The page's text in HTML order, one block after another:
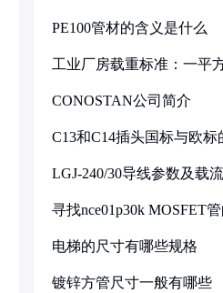
PE100管材的含义是什么
工业厂房载重标准：一平
CONOSTAN公司简介
C13和C14插头国标与欧标
LGJ-240/30导线参数及载
寻找nce01p30k MOSFET
电梯的尺寸有哪些规格
镀锌方管尺寸一般有哪些